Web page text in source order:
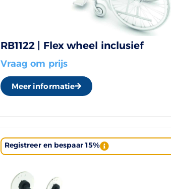
RB1122 | Flex wheel inclusief
Vraag om prijs
Meer informatie
Registreer en bespaar 15%